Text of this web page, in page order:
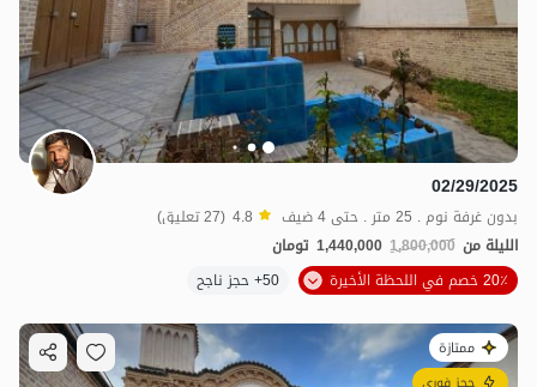
02/29/2025
بدون غرفة نوم . 25 متر . حتى 4 ضيف 4.8 (27 تعليق)
الليلة من 1,800,000
1,440,000 تومان
20٪ خصم في اللحظة الأخيرة
50+ حجز ناجح
ممتازة